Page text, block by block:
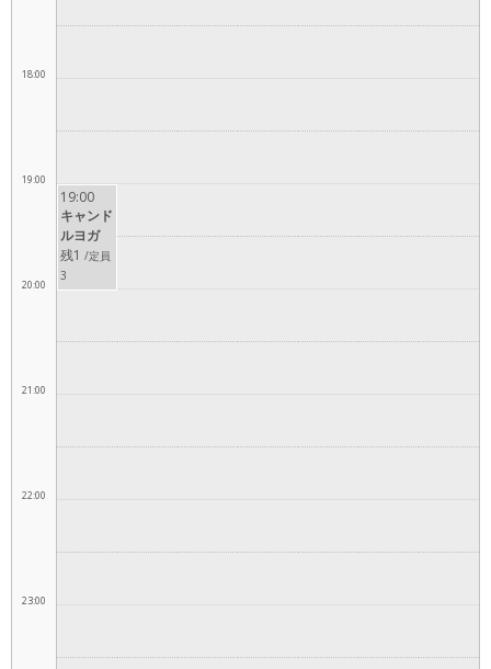
18:00
19:00
20:00
21:00
22:00
23:00
19:00
キャンド
ルヨガ
残1 /定員
3